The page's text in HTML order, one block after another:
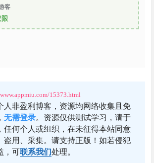
客
15373.html
人非盈利博客，资源均网络收集且免
， 无需登录。资源仅供测试学习，请于
任何个人或组织，在未征得本站同意
盗用、采集。请支持正版！如若侵犯
，可联系我们处理。